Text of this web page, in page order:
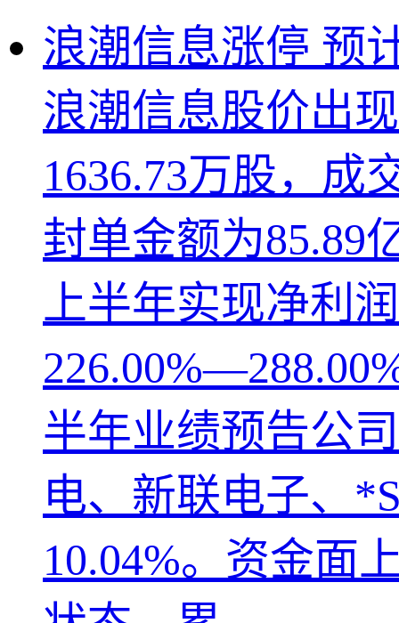
浪潮信息涨停 预
浪潮信息股价出
1636.73万股，成
封单金额为85.89
上半年实现净利
半年业绩预告公
电、新联电子、
10.04%。资金面